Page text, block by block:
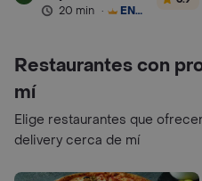
20 min · ENVÍO GRATIS
Restaurantes con
mí
Elige restaurantes que
delivery cerca de mí